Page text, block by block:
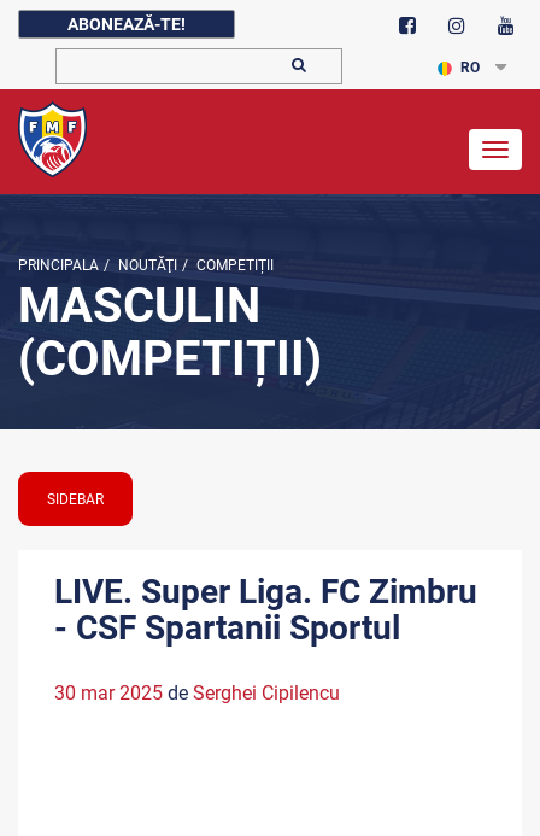
ABONEAZĂ-TE!
RO
PRINCIPALA / NOUTĂŢI / COMPETIȚII
MASCULIN
(COMPETIȚII)
SIDEBAR
LIVE. Super Liga. FC Zimbru
- CSF Spartanii Sportul
30 mar 2025 de Serghei Cipilencu